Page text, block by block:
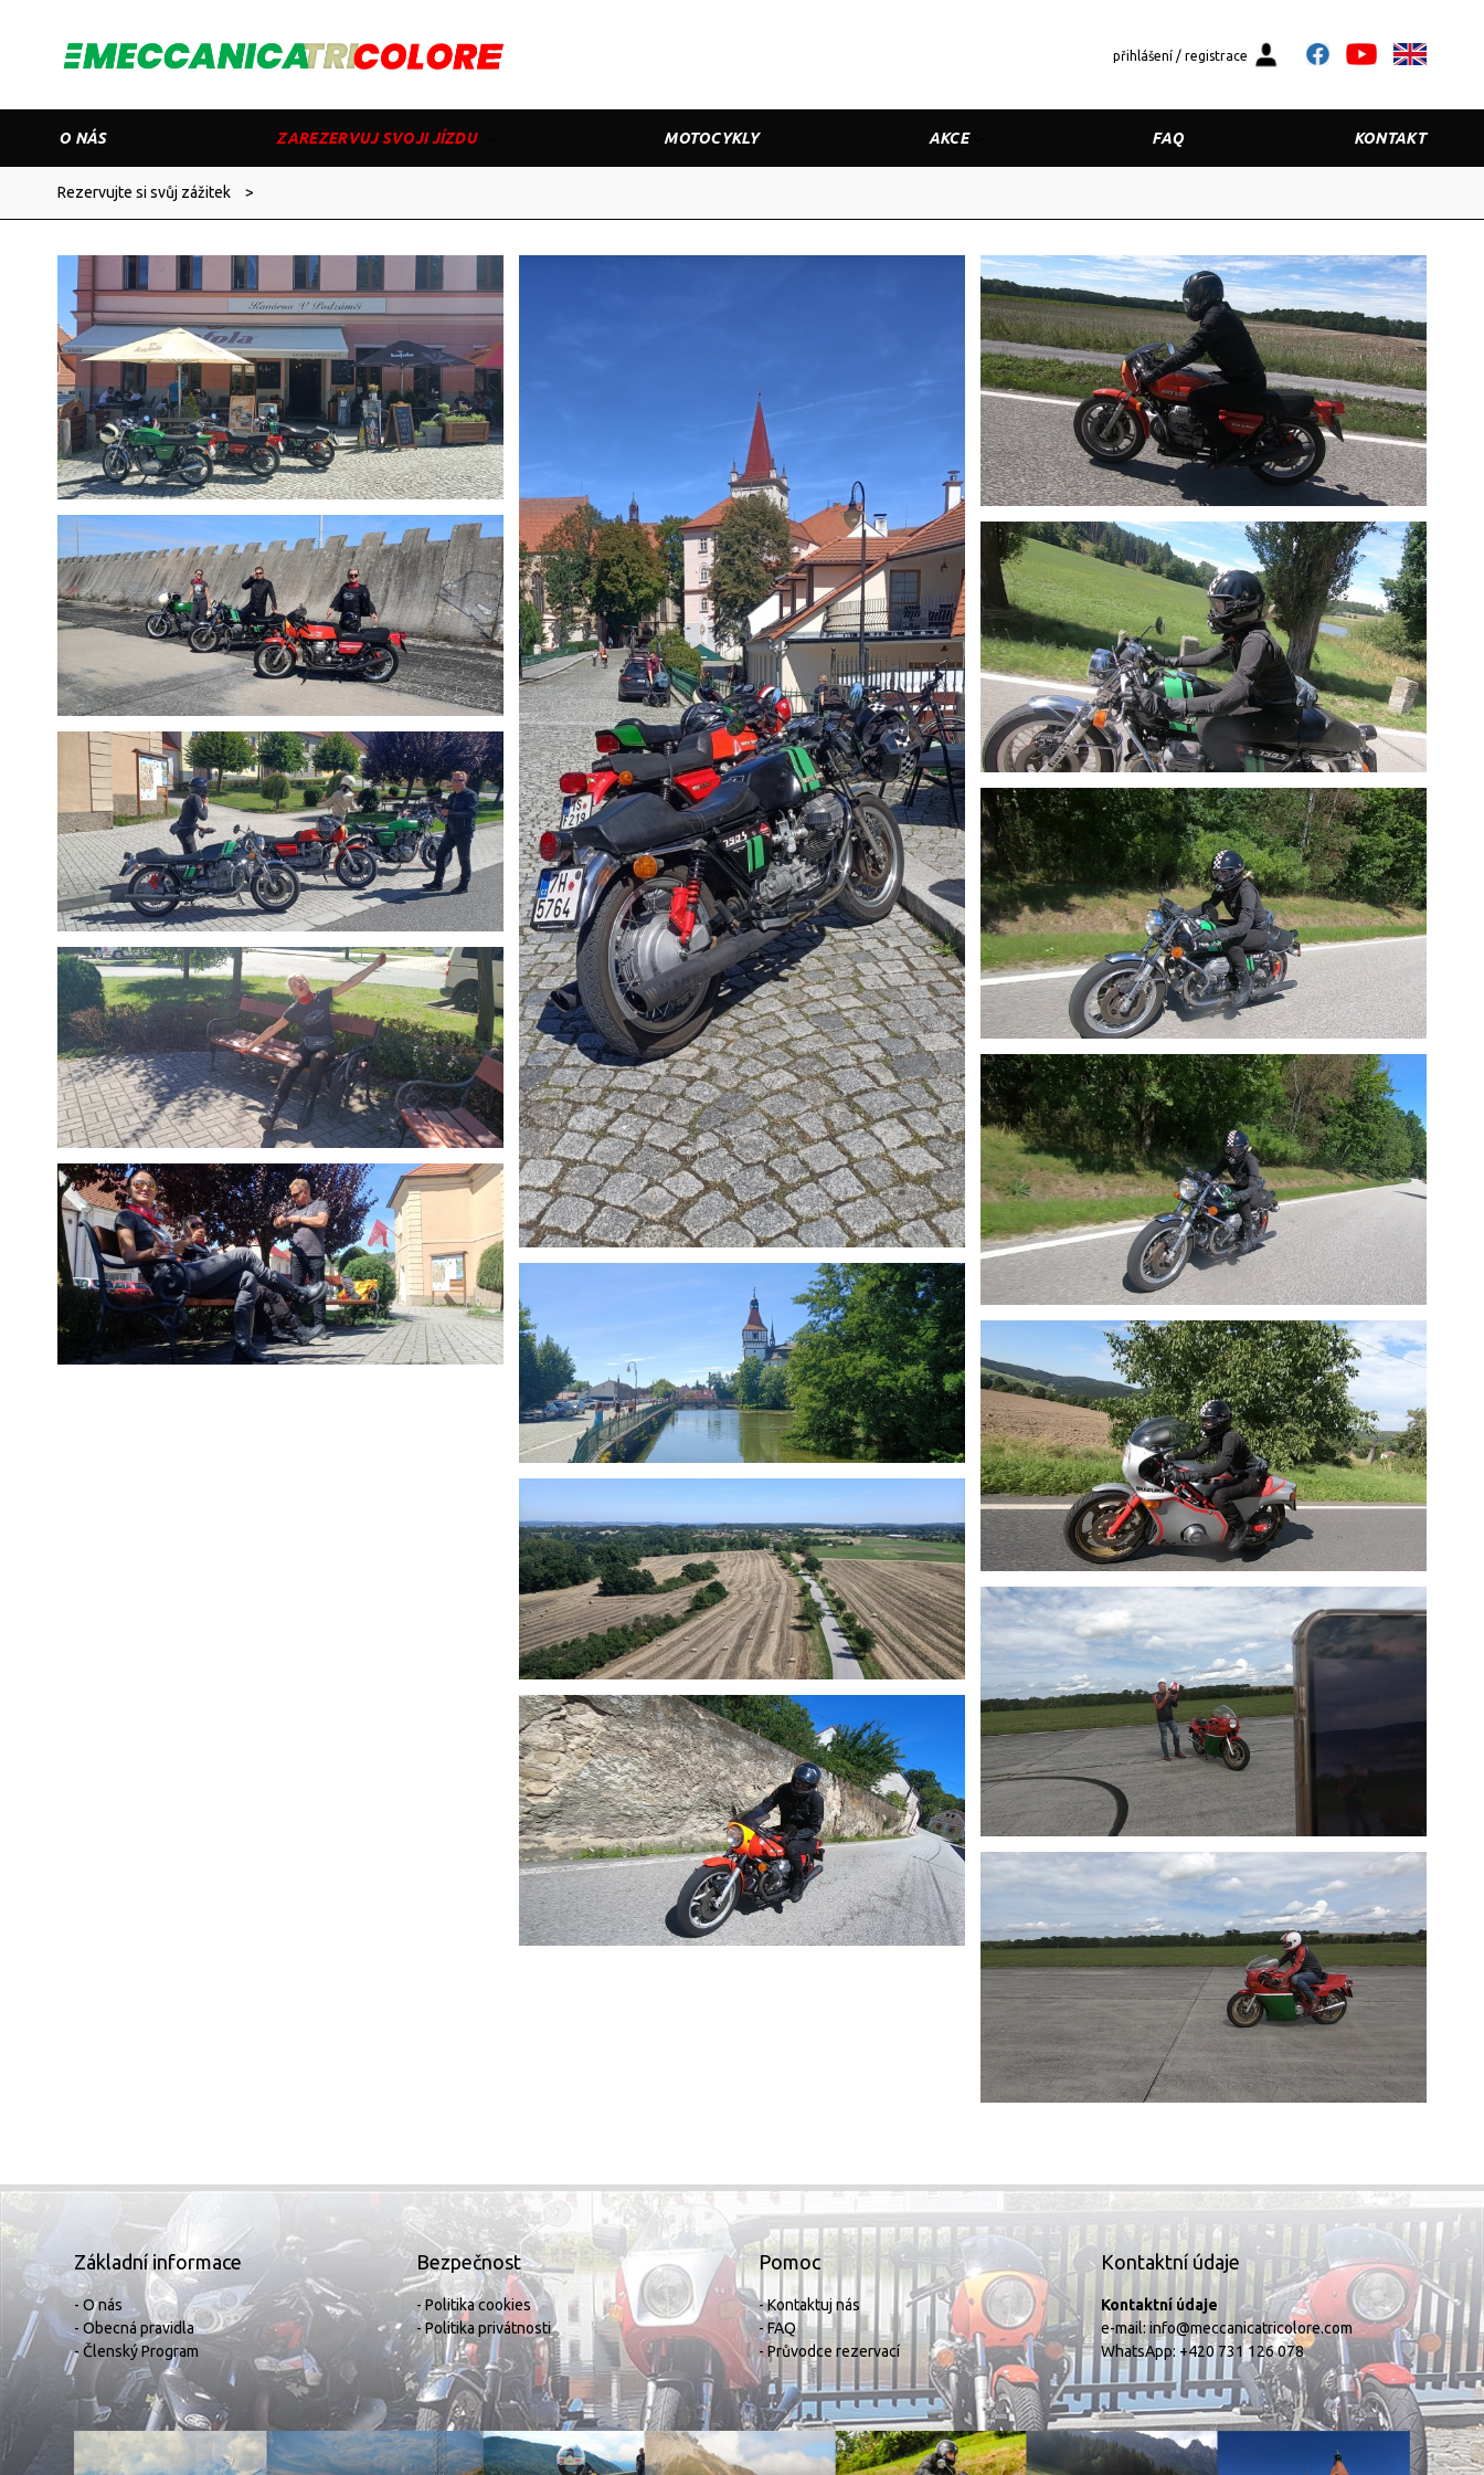
přihlášení / registrace
O NÁS ZAREZERVUJ SVOJI JÍZDU MOTOCYKLY AKCE FAQ KONTAKT
Rezervujte si svůj zážitek >
Základní informace
- O nás
- Obecná pravidla
- Členský Program
Bezpečnost
- Politika cookies
- Politika privátnosti
Pomoc
- Kontaktuj nás
- FAQ
- Průvodce rezervací
Kontaktní údaje
Kontaktní údaje
e-mail:info@meccanicatricolore.com
WhatsApp: +420 731 126 078